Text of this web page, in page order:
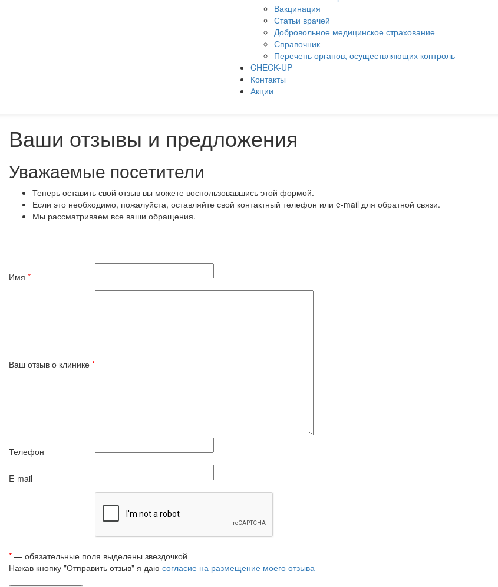
Вакцинация
Статьи врачей
Добровольное медицинское страхование
Справочник
Перечень органов, осуществляющих контроль
CHECK-UP
Контакты
Акции
Ваши отзывы и предложения
Уважаемые посетители
Теперь оставить свой отзыв вы можете воспользовавшись этой формой.
Если это необходимо, пожалуйста, оставляйте свой контактный телефон или e-mail для обратной связи.
Мы рассматриваем все ваши обращения.
Имя *
Ваш отзыв о клинике *
Телефон
E-mail
* — обязательные поля выделены звездочкой
Нажав кнопку "Отправить отзыв" я даю согласие на размещение моего отзыва